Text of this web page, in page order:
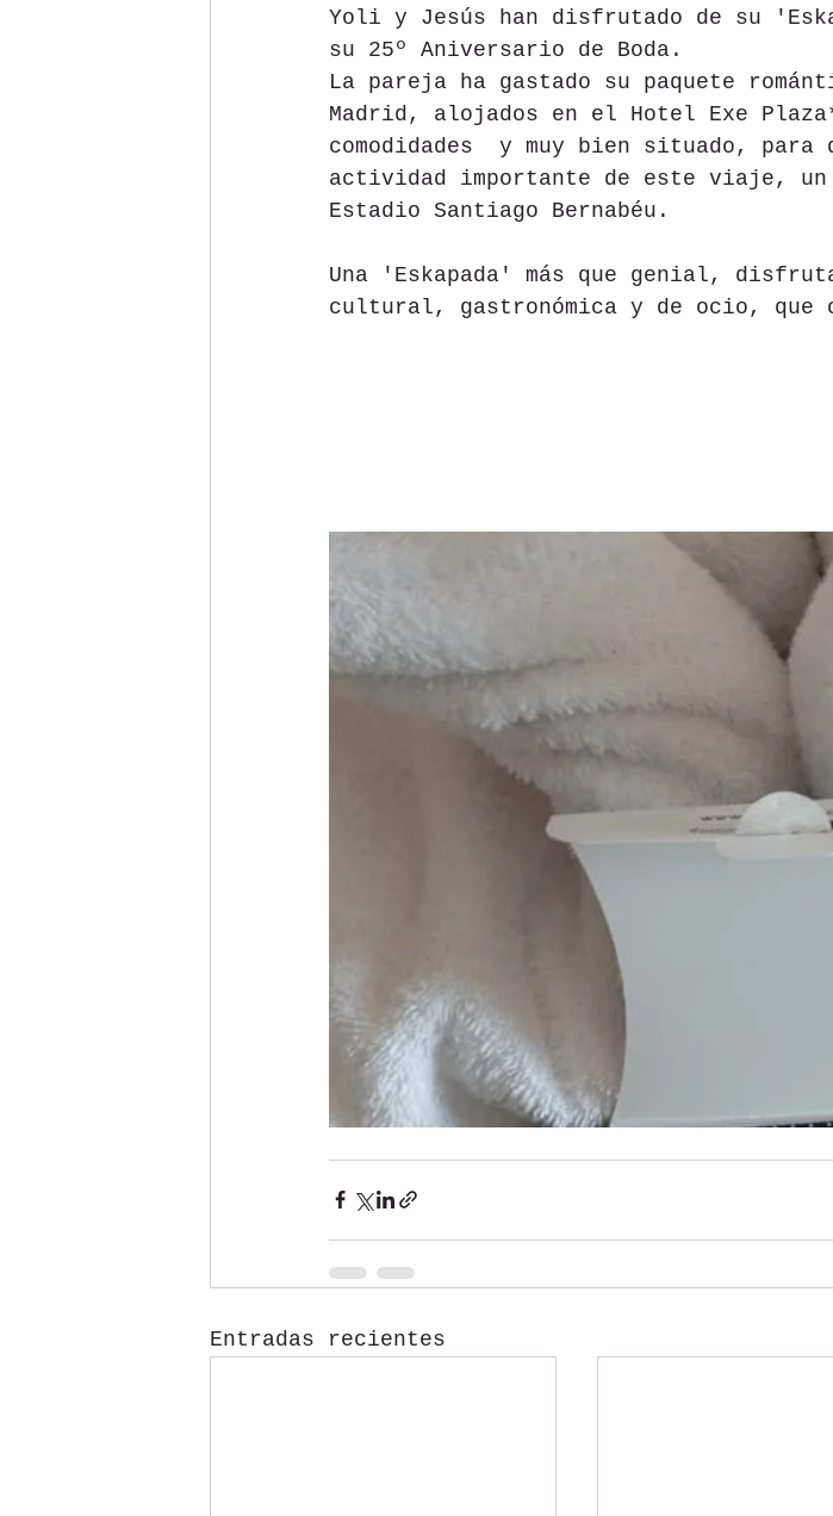
Yoli y Jesús han disfrutado de su
su 25º Aniversario de Boda.
La pareja ha gastado su paquete
Madrid, alojados en el Hotel Exe
comodidades  y muy bien situado,
actividad importante de este viaje,
Estadio Santiago Bernabéu.
Una 'Eskapada' más que genial,
cultural, gastronómica y de ocio,
Entradas recientes